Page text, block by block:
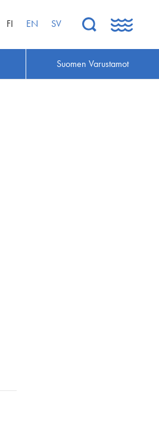
FI EN SV
Suomen Varustamot